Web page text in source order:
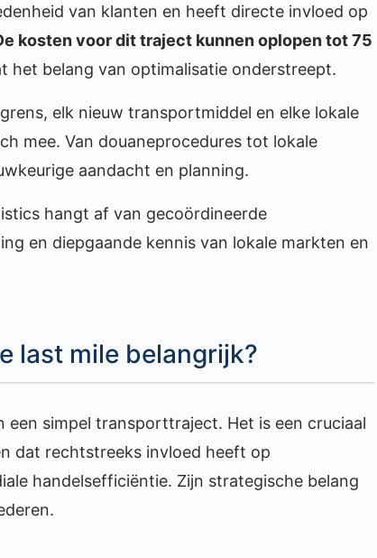
van klanten en heeft directe invloed op
kosten voor dit traject kunnen oplopen tot 75
het belang van optimalisatie onderstreept.
elk nieuw transportmiddel en elke lokale
mee. Van douaneprocedures tot lokale
aandacht en planning.
hangt af van gecoördineerde
en diepgaande kennis van lokale markten en
last mile belangrijk?
een simpel transporttraject. Het is een cruciaal
dat rechtstreeks invloed heeft op
handelsefficiëntie. Zijn strategische belang